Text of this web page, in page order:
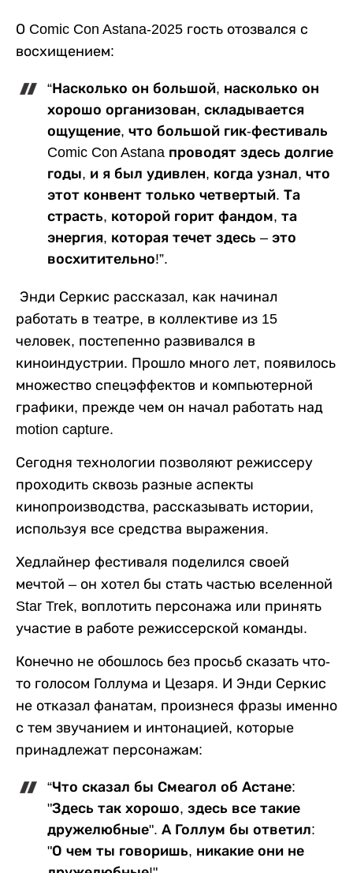
О Comic Con Astana-2025 гость отозвался с
восхищением:
“Насколько он большой, насколько он
хорошо организован, складывается
ощущение, что большой гик-фестиваль
Comic Con Astana проводят здесь долгие
годы, и я был удивлен, когда узнал, что
этот конвент только четвертый. Та
страсть, которой горит фандом, та
энергия, которая течет здесь – это
восхитительно!”.
Энди Серкис рассказал, как начинал
работать в театре, в коллективе из 15
человек, постепенно развивался в
киноиндустрии. Прошло много лет, появилось
множество спецэффектов и компьютерной
графики, прежде чем он начал работать над
motion capture.
Сегодня технологии позволяют режиссеру
проходить сквозь разные аспекты
кинопроизводства, рассказывать истории,
используя все средства выражения.
Хедлайнер фестиваля поделился своей
мечтой – он хотел бы стать частью вселенной
Star Trek, воплотить персонажа или принять
участие в работе режиссерской команды.
Конечно не обошлось без просьб сказать что-
то голосом Голлума и Цезаря. И Энди Серкис
не отказал фанатам, произнеся фразы именно
с тем звучанием и интонацией, которые
принадлежат персонажам:
“Что сказал бы Смеагол об Астане:
"Здесь так хорошо, здесь все такие
дружелюбные". А Голлум бы ответил:
"О чем ты говоришь, никакие они не